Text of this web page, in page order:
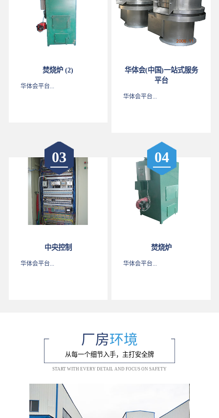
焚烧炉 (2)
华体会平台...
华体会(中国)一站式服务
平台
华体会平台...
03
中央控制
华体会平台...
04
焚烧炉
华体会平台...
厂房环境
从每一个细节入手，主打安全牌
START WITH EVERY DETAIL AND FOCUS ON SAFETY